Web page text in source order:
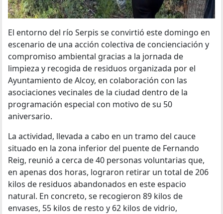
El entorno del río Serpis se convirtió este domingo en
escenario de una acción colectiva de concienciación y
compromiso ambiental gracias a la jornada de
limpieza y recogida de residuos organizada por el
Ayuntamiento de Alcoy, en colaboración con las
asociaciones vecinales de la ciudad dentro de la
programación especial con motivo de su 50
aniversario.
La actividad, llevada a cabo en un tramo del cauce
situado en la zona inferior del puente de Fernando
Reig, reunió a cerca de 40 personas voluntarias que,
en apenas dos horas, lograron retirar un total de 206
kilos de residuos abandonados en este espacio
natural. En concreto, se recogieron 89 kilos de
envases, 55 kilos de resto y 62 kilos de vidrio,